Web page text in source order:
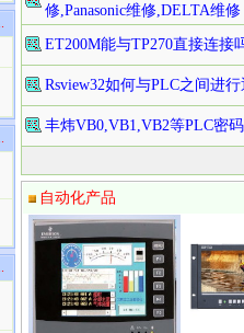
修,Panasonic维修,DELTA维修
ET200M能与TP270直接连接
Rsview32如何与PLC之间进行
丰炜VB0,VB1,VB2等PLC密
自动化产品